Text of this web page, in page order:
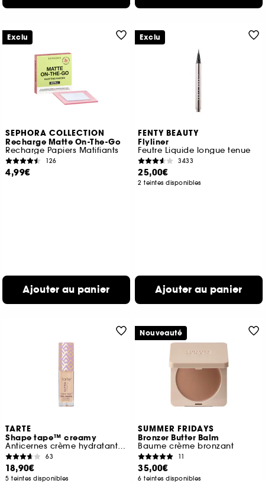
SEPHORA COLLECTION
Recharge Matte On-The-Go
Recharge Papiers Matifiants
126
4,99€
Ajouter au panier
Exclu
FENTY BEAUTY
Flyliner
Feutre Liquide longue tenue
3433
25,00€
2 teintes disponibles
Ajouter au panier
Exclu
TARTE
Shape tape™ creamy
Anticernes crème hydratant haute couvrance (format voyage)
63
18,90€
5 teintes disponibles
SUMMER FRIDAYS
Bronzer Butter Balm
Baume crème bronzant
11
35,00€
6 teintes disponibles
Nouveauté